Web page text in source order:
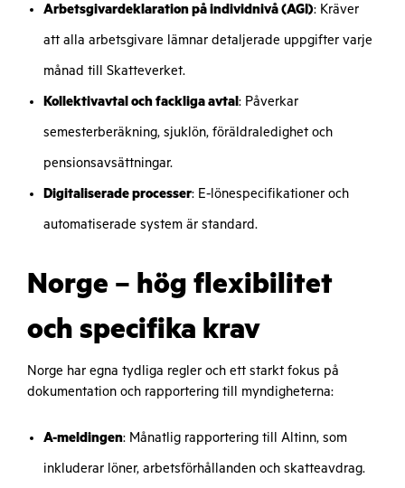
Arbetsgivardeklaration på individnivå (AGI): Kräver
att alla arbetsgivare lämnar detaljerade uppgifter varje
månad till Skatteverket.
Kollektivavtal och fackliga avtal : Påverkar
semesterberäkning, sjuklön, föräldraledighet och
pensionsavsättningar.
Digitaliserade processer: E-lönespecifikationer och
automatiserade system är standard.
Norge – hög flexibilitet
och specifika krav
Norge har egna tydliga regler och ett starkt fokus på
dokumentation och rapportering till myndigheterna:
A-meldingen: Månatlig rapportering till Altinn, som
inkluderar löner, arbetsförhållanden och skatteavdrag.